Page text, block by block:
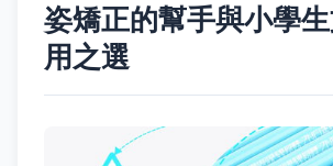
姿矯正的幫手與小學
用之選